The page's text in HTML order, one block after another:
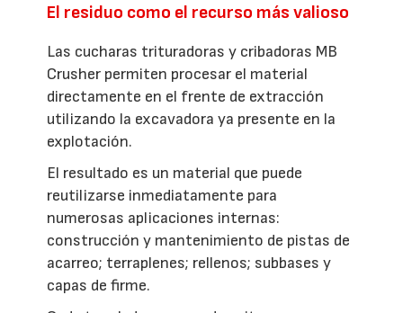
El residuo como el recurso más valioso
Las cucharas trituradoras y cribadoras MB
Crusher permiten procesar el material
directamente en el frente de extracción
utilizando la excavadora ya presente en la
explotación.
El resultado es un material que puede
reutilizarse inmediatamente para
numerosas aplicaciones internas:
construcción y mantenimiento de pistas de
acarreo; terraplenes; rellenos; subbases y
capas de firme.